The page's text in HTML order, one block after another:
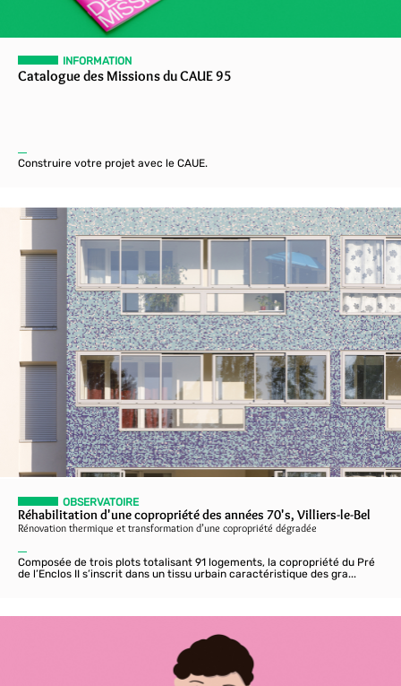
INFORMATION
Catalogue des Missions du CAUE 95
Construire votre projet avec le CAUE.
OBSERVATOIRE
Réhabilitation d'une copropriété des années 70's, Villiers-le-Bel
Rénovation thermique et transformation d’une copropriété dégradée
Composée de trois plots totalisant 91 logements, la copropriété du Pré
de l’Enclos II s’inscrit dans un tissu urbain caractéristique des gra...